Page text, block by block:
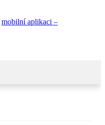
mobilní aplikaci –